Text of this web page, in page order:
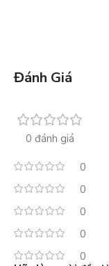
Đánh Giá
0 đánh giá
0
0
0
0
0